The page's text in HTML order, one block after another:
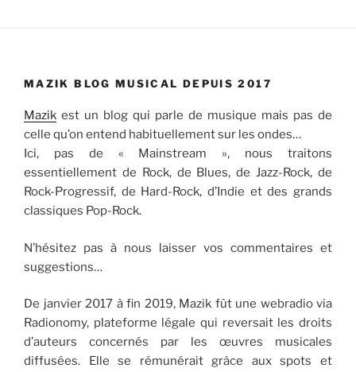
MAZIK BLOG MUSICAL DEPUIS 2017
Mazik est un blog qui parle de musique mais pas de
celle qu’on entend habituellement sur les ondes…
Ici, pas de « Mainstream », nous traitons
essentiellement de Rock, de Blues, de Jazz-Rock, de
Rock-Progressif, de Hard-Rock, d’Indie et des grands
classiques Pop-Rock.
N’hésitez pas à nous laisser vos commentaires et
suggestions…
De janvier 2017 à fin 2019, Mazik fût une webradio via
Radionomy, plateforme légale qui reversait les droits
d’auteurs concernés par les œuvres musicales
diffusées. Elle se rémunérait grâce aux spots et